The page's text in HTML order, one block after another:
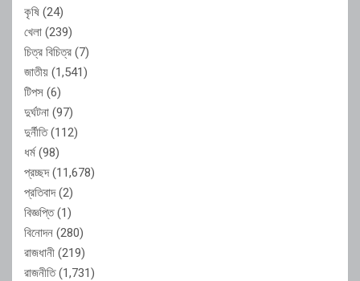
কৃষি (24)
খেলা (239)
চিত্র বিচিত্র (7)
জাতীয় (1,541)
টিপস (6)
দুর্ঘটনা (97)
দুর্নীতি(112)
ধর্ম(98)
প্রচ্ছদ(11,678)
প্রতিবাদ(2)
বিজ্ঞপ্তি(1)
বিনোদন (280)
রাজধানী (219)
রাজনীতি(1,731)